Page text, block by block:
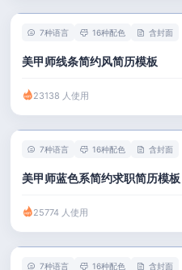
7种语言 16种配色 含封面
美甲师线条简约风简历模板
23138 人使用
7种语言 16种配色 含封面
美甲师蓝色系简约求职简历模板
25774 人使用
7种语言 16种配色 含封面